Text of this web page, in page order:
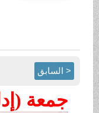
< السابق
جمعة